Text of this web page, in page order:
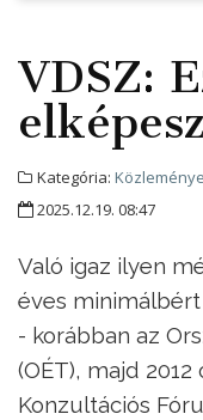
VDSZ:
Kategória:
2025.12.19. 08:47
Való igaz ilyen
éves
- korábban az
(OÉT), majd
Konzultációs